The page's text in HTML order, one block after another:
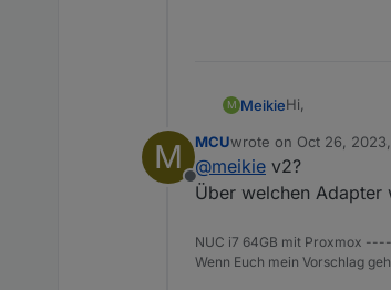
M MeikieHi,
ich möchte ein
einzufärben.
zuzugreifen?
Liebe Grüße
M
Offline
MCUwrote on Oct 26,
last edited by
@meikie v2?
Über welchen Adapter
NUC i7 64GB mit Proxmox ----
Wenn Euch mein Vorschlag